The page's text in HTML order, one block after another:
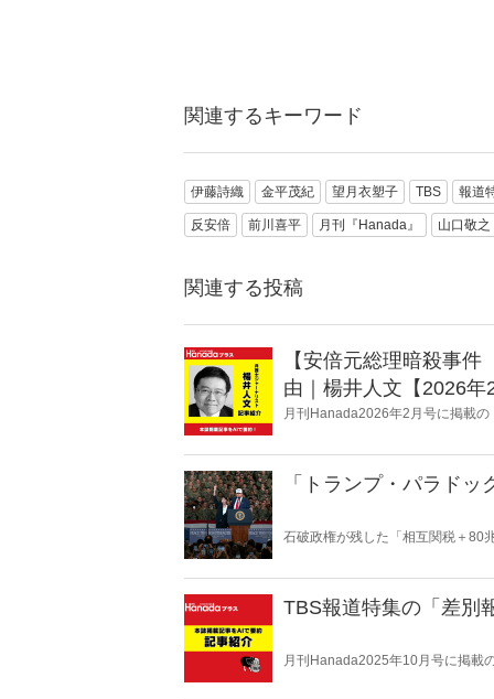
関連するキーワード
伊藤詩織 金平茂紀 望月衣塑子 TBS 報道
反安倍 前川喜平 月刊『Hanada』 山口敬之
関連する投稿
【安倍元総理暗殺事
由｜楊井人文【2026年
月刊Hanada2026年2月号に掲載
「トランプ・パラド
石破政権が残した「相互関税＋80
TBS報道特集の「差別
月刊Hanada2025年10月号に掲載